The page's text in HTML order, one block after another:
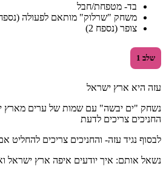
בד- מטפחת/חבל
משחק "שרלוק" מותאם לפעולה (נספח 1)
צופר (נספח 2)
שלב 1
עזה היא ארץ ישראל
נשחק "ים יבשה" עם שמות של ערים מארץ
החניכים צריכים לדעת
לבסוף נגיד עזה- והחניכים צריכים להחליט
נשאל אותם: איך יודעים איפה ארץ ישראל